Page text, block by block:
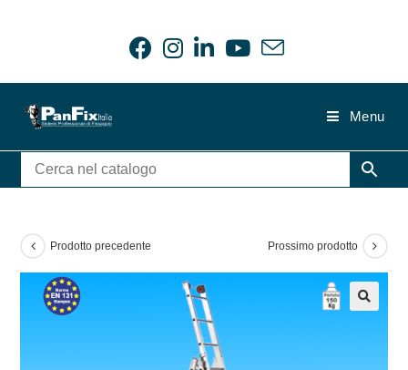
Menu
Prodotto precedente Prossimo prodotto